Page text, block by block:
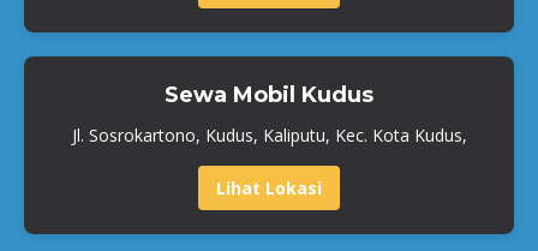
Sewa Mobil Kudus
Jl. Sosrokartono, Kudus, Kaliputu, Kec. Kota Kudus,
Lihat Lokasi